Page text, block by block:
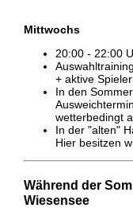
Mittwochs
20:00 - 22:00
+ aktive
In den
wetterbedingt
In der "alten"
Hier besitzen
Während der
Wiesensee